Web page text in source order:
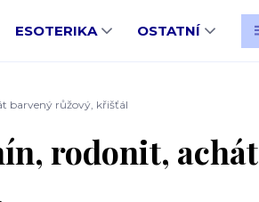
ESOTERIKA OSTATNÍ
barvený růžový, křišťál
rodonit, achát